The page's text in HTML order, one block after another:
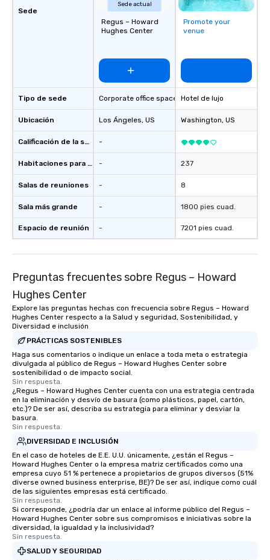
Sede
Tipo de sede
Ubicación
Calificación de la sede
Habitaciones para huéspedes
Salas de reuniones
Sala más grande
Espacio de reunión
Sede actual
Regus – Howard
Hughes Center
Corporate office space
Los Ángeles, US
-
-
-
-
-
Promote your
venue
Hotel de lujo
Washington, US
237
8
1800 pies cuad.
7201 pies cuad.
Preguntas frecuentes sobre Regus – Howard
Hughes Center
Explore las preguntas hechas con frecuencia sobre Regus – Howard
Hughes Center respecto a la Salud y seguridad, Sostenibilidad, y
Diversidad e inclusión
PRÁCTICAS SOSTENIBLES
Haga sus comentarios o indique un enlace a toda meta o estrategia
divulgada al público de Regus – Howard Hughes Center sobre
sostenibilidad o de impacto social.
Sin respuesta.
¿Regus – Howard Hughes Center cuenta con una estrategia centrada
en la eliminación y desvío de basura (como plásticos, papel, cartón,
etc.)? De ser así, describa su estrategia para eliminar y desviar la
basura.
Sin respuesta.
DIVERSIDAD E INCLUSIÓN
En el caso de hoteles de E.E. U.U. únicamente, ¿están el Regus –
Howard Hughes Center o la empresa matriz certificados como una
empresa cuyo 51 % pertenece a propietarios de grupos diversos (51%
diverse owned business enterprise, BE)? De ser así, indique como cuál
de las siguientes empresas está certificado.
Sin respuesta.
Si corresponde, ¿podría dar un enlace al informe público del Regus –
Howard Hughes Center sobre sus compromisos e iniciativas sobre la
diversidad, la igualdad y la inclusividad?
Sin respuesta.
SALUD Y SEGURIDAD